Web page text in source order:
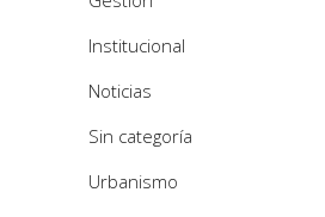
Institucional
Noticias
Sin categoría
Urbanismo